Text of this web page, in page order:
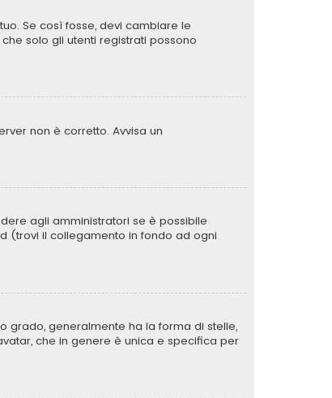
Se così fosse, devi cambiare le
solo gli utenti registrati possono
non è corretto. Avvisa un
agli amministratori se è possibile
(trovi il collegamento in fondo ad ogni
grado, generalmente ha la forma di stelle,
che in genere è unica e specifica per